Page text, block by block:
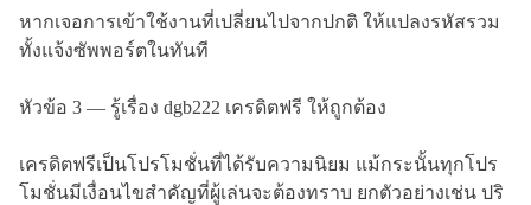
หากเจอการเข้าใช้งานที่เปลี่ยนไปจากปกติ ให้แปลงรหัสรวม
ทั้งแจ้งซัพพอร์ตในทันที
หัวข้อ 3 — รู้เรื่อง dgb222 เครดิตฟรี ให้ถูกต้อง
เครดิตฟรีเป็นโปรโมชั่นที่ได้รับความนิยม แม้กระนั้นทุกโปร
โมชั่นมีเงื่อนไขสำคัญที่ผู้เล่นจะต้องทราบ ยกตัวอย่างเช่น ปริ